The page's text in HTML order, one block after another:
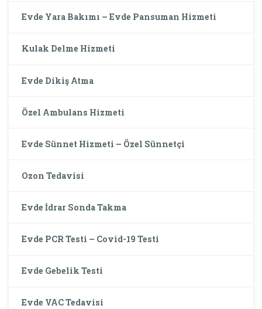
Evde Yara Bakımı – Evde Pansuman Hizmeti
Kulak Delme Hizmeti
Evde Dikiş Atma
Özel Ambulans Hizmeti
Evde Sünnet Hizmeti – Özel Sünnetçi
Ozon Tedavisi
Evde İdrar Sonda Takma
Evde PCR Testi – Covid-19 Testi
Evde Gebelik Testi
Evde VAC Tedavisi